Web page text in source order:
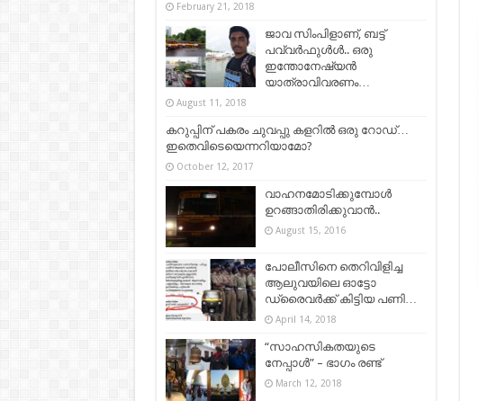
February 21, 2018
ജാവ സിംപിളാണ്, ബട്ട്
പവ്വർഫുൾൾ.. ഒരു
ഇന്തോനേഷ്യൻ
യാത്രാവിവരണം…
August 11, 2018
കറുപ്പിന് പകരം ചുവപ്പു കളറില്‍ ഒരു റോഡ്‌…
ഇതെവിടെയെന്നറിയാമോ?
October 12, 2017
വാഹനമോടിക്കുമ്പോള്‍
ഉറങ്ങാതിരിക്കുവാന്‍..
August 15, 2016
പോലീസിനെ തെറിവിളിച്ച
ആലുവയിലെ ഓട്ടോ
ഡ്രൈവര്‍ക്ക് കിട്ടിയ പണി…
April 14, 2018
“സാഹസികതയുടെ
നേപ്പാൾ” – ഭാഗം രണ്ട്
March 12, 2018